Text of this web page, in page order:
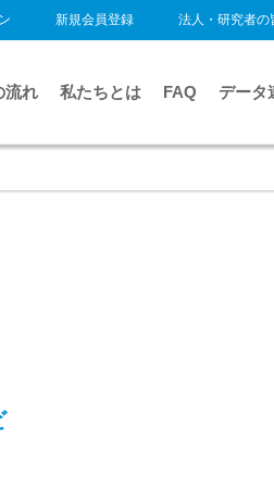
新規会員登録 法人・研究者の
流れ 私たちとは FAQ データ